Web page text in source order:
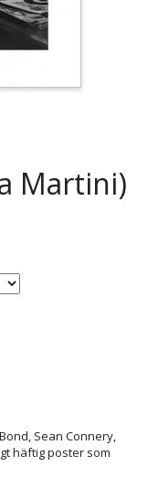
Martini)
Sean Connery,
häftig poster som